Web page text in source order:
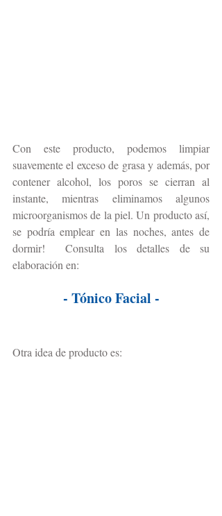
Con este producto, podemos limpiar
suavemente el exceso de grasa y además, por
contener alcohol, los poros se cierran al
instante, mientras eliminamos algunos
microorganismos de la piel. Un producto así,
se podría emplear en las noches, antes de
dormir!  Consulta los detalles de su
elaboración en:
- Tónico Facial -
Otra idea de producto es: